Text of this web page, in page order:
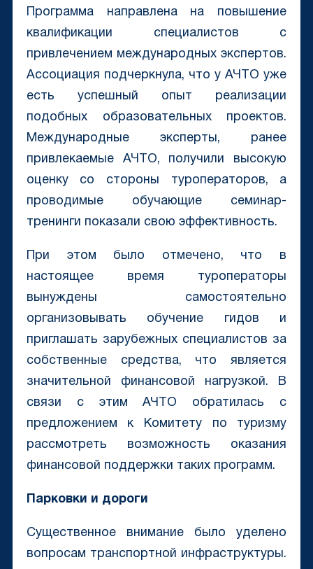
Программа направлена на повышение
квалификации специалистов с
привлечением международных экспертов.
Ассоциация подчеркнула, что у АЧТО уже
есть успешный опыт реализации
подобных образовательных проектов.
Международные эксперты, ранее
привлекаемые АЧТО, получили высокую
оценку со стороны туроператоров, а
проводимые обучающие семинар-
тренинги показали свою эффективность.
При этом было отмечено, что в
настоящее время туроператоры
вынуждены самостоятельно
организовывать обучение гидов и
приглашать зарубежных специалистов за
собственные средства, что является
значительной финансовой нагрузкой. В
связи с этим АЧТО обратилась с
предложением к Комитету по туризму
рассмотреть возможность оказания
финансовой поддержки таких программ.
Парковки и дороги
Существенное внимание было уделено
вопросам транспортной инфраструктуры.